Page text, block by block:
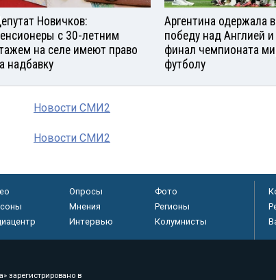
Новичков:
с 30-летним
на селе имеют право
надбавку
Аргентина одержала
победу над Англией
финал чемпионата
футболу
Новости СМИ2
Новости СМИ2
Опросы
Фото
Мнения
Регионы
Интервью Колумнисты
зарегистрировано в